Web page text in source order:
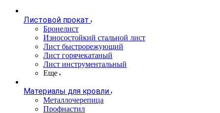
Листовой прокат
Бронелист
Износостойкий стальной лист
Лист быстрорежующий
Лист горячекатаный
Лист инструментальный
Еще
Материалы для кровли
Металлочерепица
Профнастил